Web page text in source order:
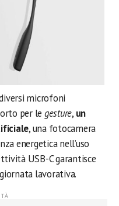
microfoni
per le gesture, un
, una fotocamera
energetica nell’uso
USB-C garantisce
lavorativa.